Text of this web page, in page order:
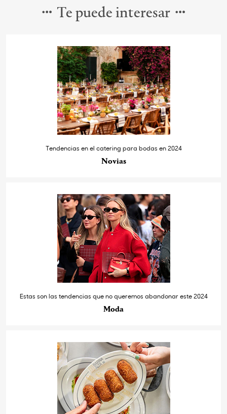
Te puede interesar
Tendencias en el catering para bodas en 2024
Novias
Estas son las tendencias que no queremos abandonar este 2024
Moda